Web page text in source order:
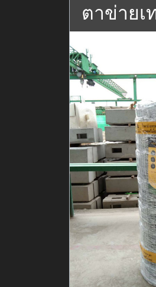
ตาข่ายเ